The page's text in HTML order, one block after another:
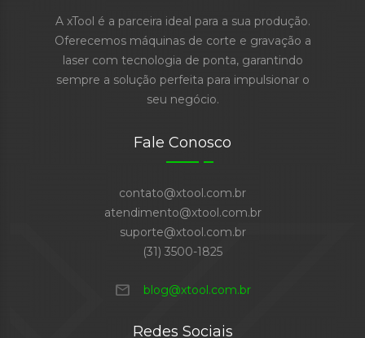
A xTool é a parceira ideal para a sua produção.
Oferecemos máquinas de corte e gravação a
laser com tecnologia de ponta, garantindo
sempre a solução perfeita para impulsionar o
seu negócio.
Fale Conosco
contato@xtool.com.br
atendimento@xtool.com.br
suporte@xtool.com.br
(31) 3500-1825
mail blog@xtool.com.br
Redes Sociais